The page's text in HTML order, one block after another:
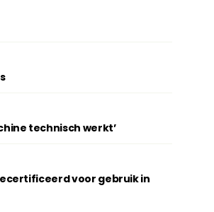
technisch werkt’
voor gebruik in